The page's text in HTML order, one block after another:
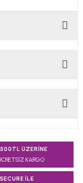
formunu
ÜZERİNE
KARGO
İLE